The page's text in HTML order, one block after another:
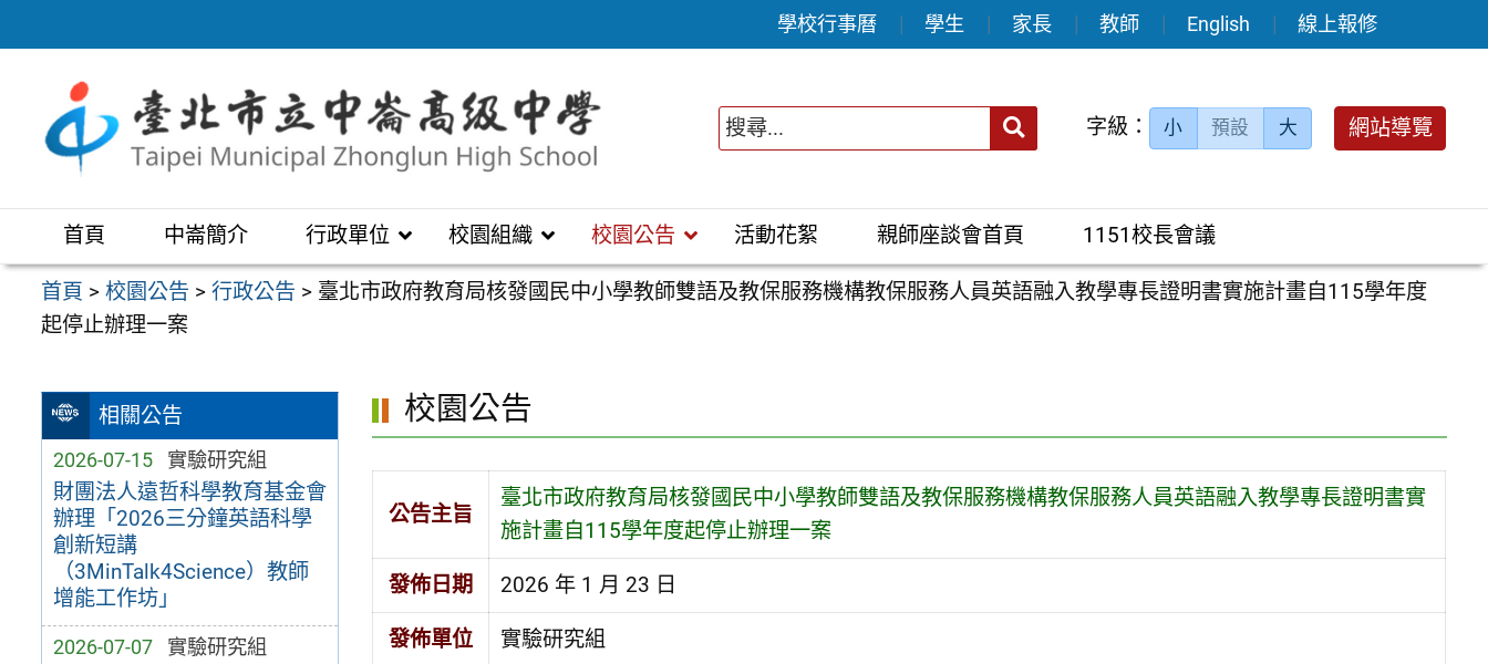
至
區
學校行事曆 學生 家長 教師 English 線上報修
送出 字級： 小 預設 大 網站導覽
首頁 中崙簡介 行政單位 校園組織 校園公告 活動花絮 親師座談會首頁 1151校長會議
首頁 >校園公告 >行政公告 > 臺北市政府教育局核發國民中小學教師雙語及教保服務機構教保服務人員英語融入教學專長證明書實施計畫自115學年度
起停止辦理一案
相關公告
2026-07-15 實驗研究組
財團法人遠哲科學教育基金會
辦理「2026三分鐘英語科學
創新短講
（3MinTalk4Science）教師
增能工作坊」
2026-07-07 實驗研究組
校園公告
公告主旨
臺北市政府教育局核發國民中小學教師雙語及教保服務機構教保服務人員英語融入教學專長證明書實
施計畫自115學年度起停止辦理一案
發佈日期 2026 年 1 月 23 日
發佈單位 實驗研究組